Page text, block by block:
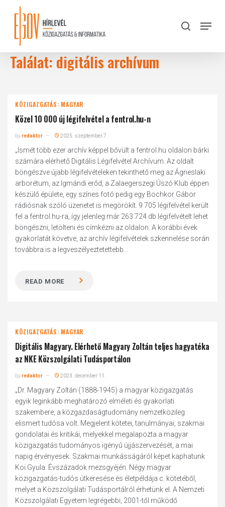
content
search
Menu
Találat: digitális archívum
KÖZIGAZGATÁS: MAGYAR
Közel 10 000 új légifelvétel a fentrol.hu-n
byredaktor 2025. szeptember 7.
„Ismét több ezer archív képpel bővült a fentrol.hu oldalon bárki
számára elérhető Digitális Légifelvétel Archívum. Az oldalt
böngészve újabb légifelvételeken tekinthető meg az Ágneslaki
arborétum, az Igmándi erőd, a Zalaegerszegi Úszó Klub éppen
készülő épülete, egy színes fotó pedig egy Bochkor Gábor
rádiósnak szóló üzenetet is megörökít. 9 705 légifelvétel került
fel a fentrol.hu-ra, így jelenleg már 263 724 db légifelvételt lehet
böngészni, letölteni és címkézni az oldalon. A korábbi évek
gyakorlatát követve, az archív légifelvételek szkennelése során
továbbra is a legveszélyeztetettebb...
READ MORE
KÖZIGAZGATÁS: MAGYAR
Digitális Magyary. Elérhető Magyary Zoltán teljes hagyatéka
az NKE Közszolgálati Tudásportálon
byredaktor 2023. december 11.
„Dr. Magyary Zoltán (1888-1945) a magyar közigazgatás
egyik leginkább meghatározó elméleti és gyakorlati
szakembere, a közgazdaságtudomány nemzetközileg
elismert tudósa volt. Megjelent kötetei, tanulmányai, szakmai
gondolatai és kritikái, melyekkel megalapozta a magyar
közigazgatás tudományos igényű újjászervezését, a mai
napig érvényesek. Szakmai munkásságáról képet kaphatunk
Koi Gyula: Évszázadok mezsgyéjén. Négy magyar
közigazgatás-tudós útkeresése és életpéldája c. kötetéből,
melyet a Közszolgálati Tudásportálról érhetünk el. A Nemzeti
Közszolgálati Egyetem legrégebbi, 2001-től működő
Close